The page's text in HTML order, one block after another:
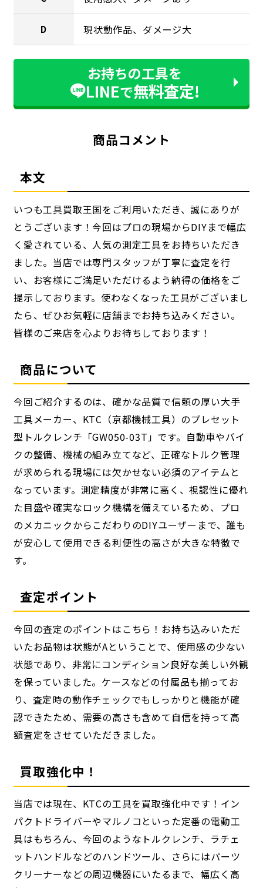
D 現状動作品、ダメージ大
お持ちの工具を
LINEで無料査定!
商品コメント
本文
いつも工具買取王国をご利用いただき、誠にありが
とうございます！今回はプロの現場からDIYまで幅広
く愛されている、人気の測定工具をお持ちいただき
ました。当店では専門スタッフが丁寧に査定を行
い、お客様にご満足いただけるよう納得の価格をご
提示しております。使わなくなった工具がございまし
たら、ぜひお気軽に店舗までお持ち込みください。
皆様のご来店を心よりお待ちしております！
商品について
今回ご紹介するのは、確かな品質で信頼の厚い大手
工具メーカー、KTC（京都機械工具）のプレセット
型トルクレンチ「GW050-03T」です。自動車やバイ
クの整備、機械の組み立てなど、正確なトルク管理
が求められる現場には欠かせない必須のアイテムと
なっています。測定精度が非常に高く、視認性に優れ
た目盛や確実なロック機構を備えているため、プロ
のメカニックからこだわりのDIYユーザーまで、誰も
が安心して使用できる利便性の高さが大きな特徴で
す。
査定ポイント
今回の査定のポイントはこちら！お持ち込みいただ
いたお品物は状態がAということで、使用感の少ない
状態であり、非常にコンディション良好な美しい外観
を保っていました。ケースなどの付属品も揃ってお
り、査定時の動作チェックでもしっかりと機能が確
認できたため、需要の高さも含めて自信を持って高
額査定をさせていただきました。
買取強化中！
当店では現在、KTCの工具を買取強化中です！イン
パクトドライバーやマルノコといった定番の電動工
具はもちろん、今回のようなトルクレンチ、ラチェ
ットハンドルなどのハンドツール、さらにはパーツ
クリーナーなどの周辺機器にいたるまで、幅広く高